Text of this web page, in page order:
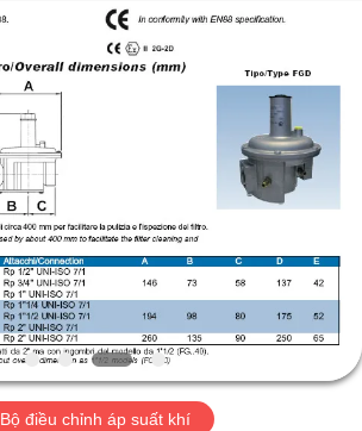
Bộ điều chỉnh áp suất khí